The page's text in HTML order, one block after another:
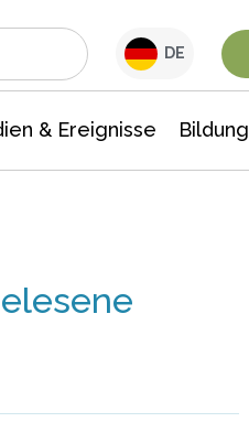
DE
& Ereignisse Bildung